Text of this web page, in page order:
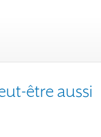
être aussi